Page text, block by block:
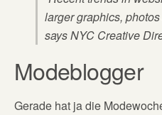
larger graphics,
says NYC Creative
Modeblogger
Gerade hat ja die